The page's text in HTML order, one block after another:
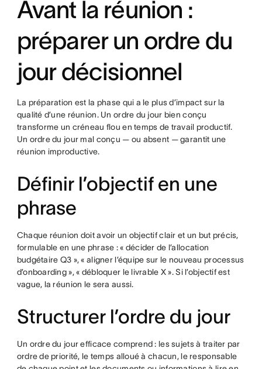
Avant la réunion :
préparer un ordre du
jour décisionnel
La préparation est la phase qui a le plus d’impact sur la
qualité d’une réunion. Un ordre du jour bien conçu
transforme un créneau flou en temps de travail productif.
Un ordre du jour mal conçu — ou absent — garantit une
réunion improductive.
Définir l’objectif en une
phrase
Chaque réunion doit avoir un objectif clair et un but précis,
formulable en une phrase : « décider de l’allocation
budgétaire Q3 », « aligner l’équipe sur le nouveau processus
d’onboarding », « débloquer le livrable X ». Si l’objectif est
vague, la réunion le sera aussi.
Structurer l’ordre du jour
Un ordre du jour efficace comprend : les sujets à traiter par
ordre de priorité, le temps alloué à chacun, le responsable